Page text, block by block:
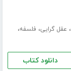
، عقل گرایی، فلسفه،
دانلود کتاب